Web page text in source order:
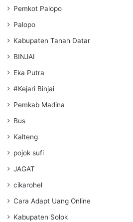
Pemkot Palopo
Palopo
Kabupaten Tanah Datar
BINJAI
Eka Putra
#Kejari Binjai
Pemkab Madina
Bus
Kalteng
pojok sufi
JAGAT
cikarohel
Cara Adapt Uang Online
Kabupaten Solok